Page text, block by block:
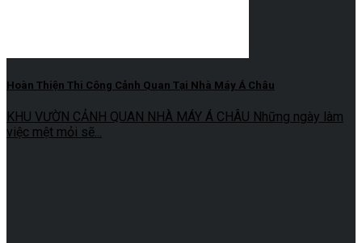
Hoàn Thiện Thi Công Cảnh Quan Tại Nhà Máy Á Châu
KHU VƯỜN CẢNH QUAN NHÀ MÁY Á CHÂU Những ngày làm
việc mệt mỏi sẽ...